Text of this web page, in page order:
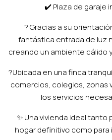
✔️ Plaza de garaje
? Gracias a su
fantástica entrada de luz
creando un ambiente cálido
?Ubicada en una finca
comercios, colegios, zonas
los servicios
✨ Una vivienda ideal tanto
hogar definitivo como